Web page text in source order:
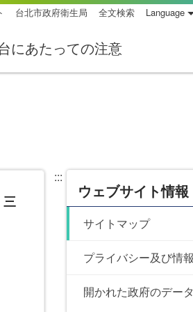
台北市政府衛生局 全文検索 Language
にあたっての注意
三
:::
:::
ウェブサイト情報
サイトマップ
開かれた政府のデータ